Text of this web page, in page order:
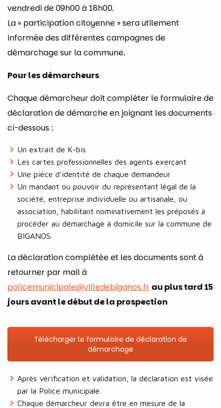
vendredi de 09h00 à 18h00.
La « participation citoyenne » sera utilement
informée des différentes campagnes de
démarchage sur la commune.
Pour les démarcheurs
Chaque démarcheur doit compléter le formulaire de
déclaration de démarche en joignant les documents
ci-dessous :
Un extrait de K-bis
Les cartes professionnelles des agents exerçant
Une pièce d’identité de chaque demandeur
Un mandant ou pouvoir du représentant légal de la
société, entreprise individuelle ou artisanale, ou
association, habilitant nominativement les préposés à
procéder au démarchage à domicile sur la commune de
BIGANOS
La déclaration complétée et les documents sont à
retourner par mail à
policemunicipale@villedebiganos.fr au plus tard 15
jours avant le début de la prospection
Télécharger le formulaire de déclaration de
démarchage
Après vérification et validation, la déclaration est visée
par la Police municipale.
Chaque démarcheur devra être en mesure de la